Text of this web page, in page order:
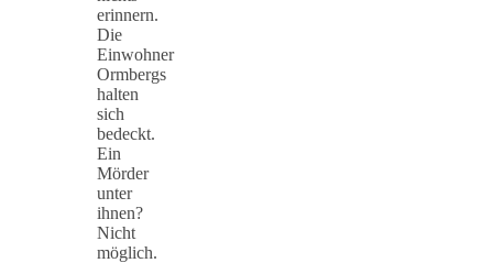
erinnern.
Die
Einwohner
Ormbergs
halten
sich
bedeckt.
Ein
Mörder
unter
ihnen?
Nicht
möglich.